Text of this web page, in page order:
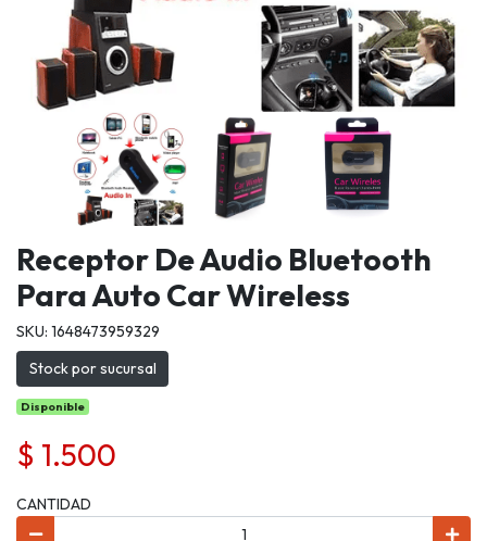
Receptor De Audio Bluetooth
Para Auto Car Wireless
SKU: 1648473959329
Stock por sucursal
Disponible
$ 1.500
CANTIDAD